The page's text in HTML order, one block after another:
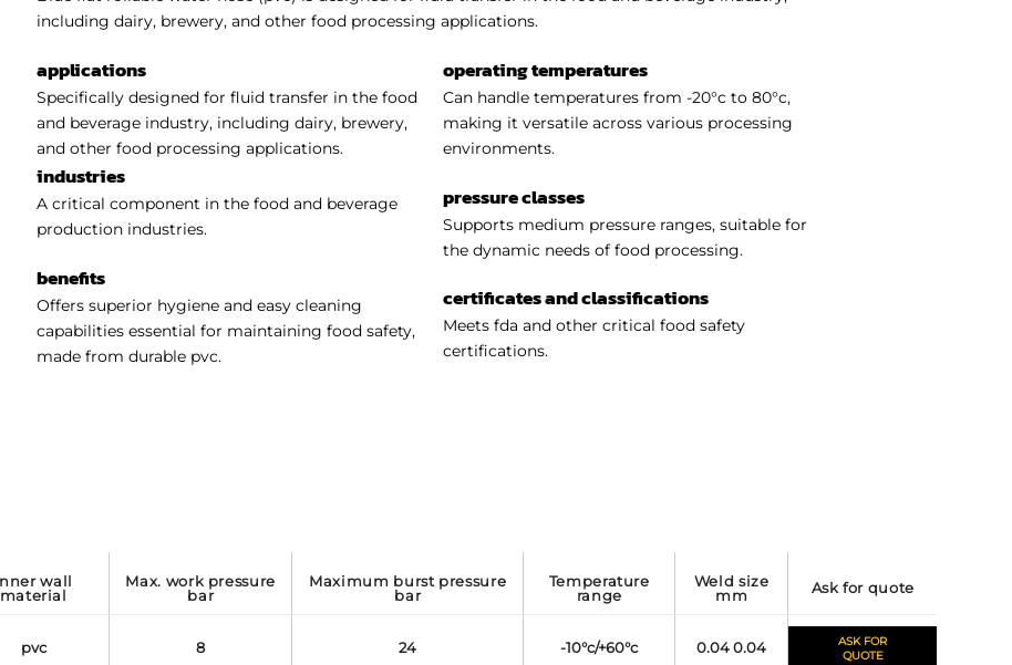
including dairy, brewery, and other food processing applications.
applications
Specifically designed for fluid transfer in the food
and beverage industry, including dairy, brewery,
and other food processing applications.
industries
A critical component in the food and beverage
production industries.
benefits
Offers superior hygiene and easy cleaning
capabilities essential for maintaining food safety,
made from durable pvc.
operating temperatures
Can handle temperatures from -20°c to 80°c,
making it versatile across various processing
environments.
pressure classes
Supports medium pressure ranges, suitable for
the dynamic needs of food processing.
certificates and classifications
Meets fda and other critical food safety
certifications.
material
max. work pressure
bar
maximum burst pressure
bar
temperature
range
weld size
mm
ask for quote
pvc 8 24 -10°c/+60°c 0.04 0.04
ASK FOR
QUOTE